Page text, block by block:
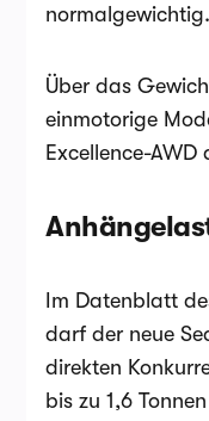
normalgewichtig.
Über das
einmotorige
Excellence-
Im Datenblatt
darf der neue
direkten
bis zu 1,6